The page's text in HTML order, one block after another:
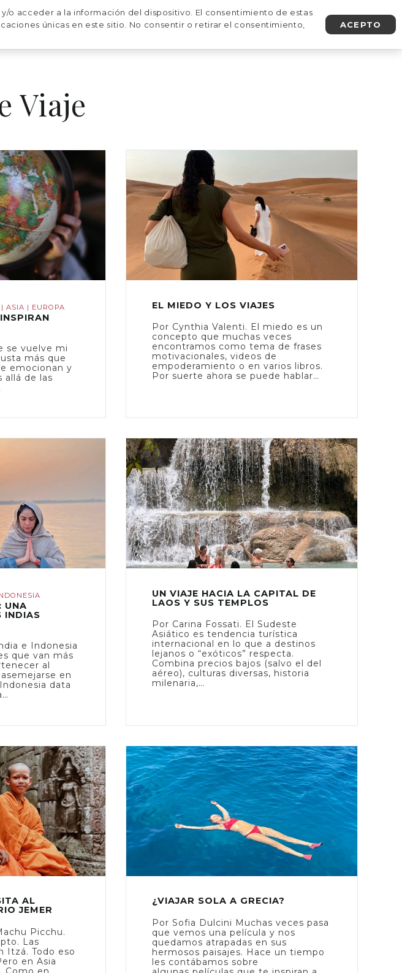
NUESTRAS FOTOS AGENDA UNA LLAMADA
Viaje
| ASIA | EUROPA
se vuelve mi
más que
emocionan y
allá de las
EL MIEDO Y LOS VIAJES
Por Cynthia Valenti. El miedo es un
concepto que muchas veces
encontramos como tema de frases
motivacionales, videos de
empoderamiento o en varios libros.
Por suerte ahora se puede hablar…
UNA
INDIAS
e Indonesia
que van más
al
en
data
UN VIAJE HACIA LA CAPITAL DE
LAOS Y SUS TEMPLOS
Por Carina Fossati. El Sudeste
Asiático es tendencia turística
internacional en lo que a destinos
lejanos o “exóticos” respecta.
Combina precios bajos (salvo el del
aéreo), culturas diversas, historia
milenaria,…
AL
JEMER
Picchu.
Las
Itzá. Todo eso
en Asia
¿VIAJAR SOLA A GRECIA?
Por Sofia Dulcini Muchas veces pasa
que vemos una película y nos
quedamos atrapadas en sus
hermosos paisajes. Hace un tiempo
les contábamos sobre
o acceder a la información del dispositivo. El consentimiento de estas
únicas en este sitio. No consentir o retirar el consentimiento,
ACEPTO